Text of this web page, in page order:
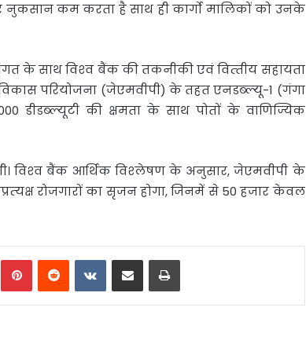
नुकसान कम करता है साथ ही कार्गो मालिकों को उनके
के साथ विश्‍व बैंक की तकनीकी एवं वित्‍तीय सहायता
परियोजना (जेएमवीपी) के तहत एनडब्‍ल्‍यू-1 (गंगा
डीडब्‍ल्‍यूटी की क्षमता के साथ पोतों के वाणिज्यिक
विश्‍व बैंक आर्थिक विश्‍लेषण के अनुसार, जेएमवीपी के
रोजगारों का सृजन होगा, जिनमें से 50 हजार केवल
PinterestReddit VKontakte
Share via Email Print